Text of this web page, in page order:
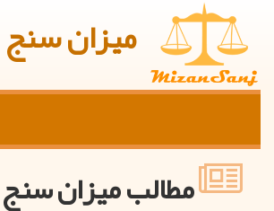
میزان سنج
مطالب میزان سنج